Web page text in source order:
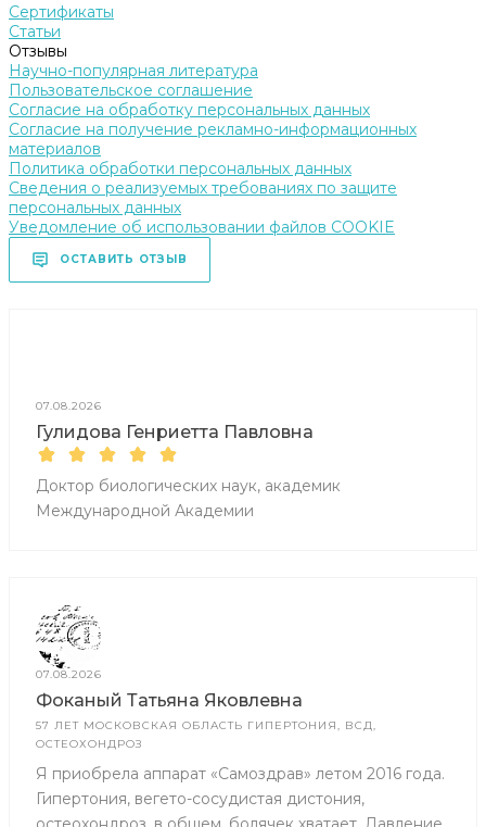
Сертификаты
Статьи
Отзывы
Научно-популярная литература
Пользовательское соглашение
Согласие на обработку персональных данных
Согласие на получение рекламно-информационных
материалов
Политика обработки персональных данных
Сведения о реализуемых требованиях по защите
персональных данных
Уведомление об использовании файлов COOKIE
ОСТАВИТЬ ОТЗЫВ
07.08.2026
Гулидова Генриетта Павловна
Доктор биологических наук, академик
Международной Академии
07.08.2026
Фоканый Татьяна Яковлевна
57 ЛЕТ МОСКОВСКАЯ ОБЛАСТЬ ГИПЕРТОНИЯ, ВСД,
ОСТЕОХОНДРОЗ
Я приобрела аппарат «Самоздрав» летом 2016 года.
Гипертония, вегето-сосудистая дистония,